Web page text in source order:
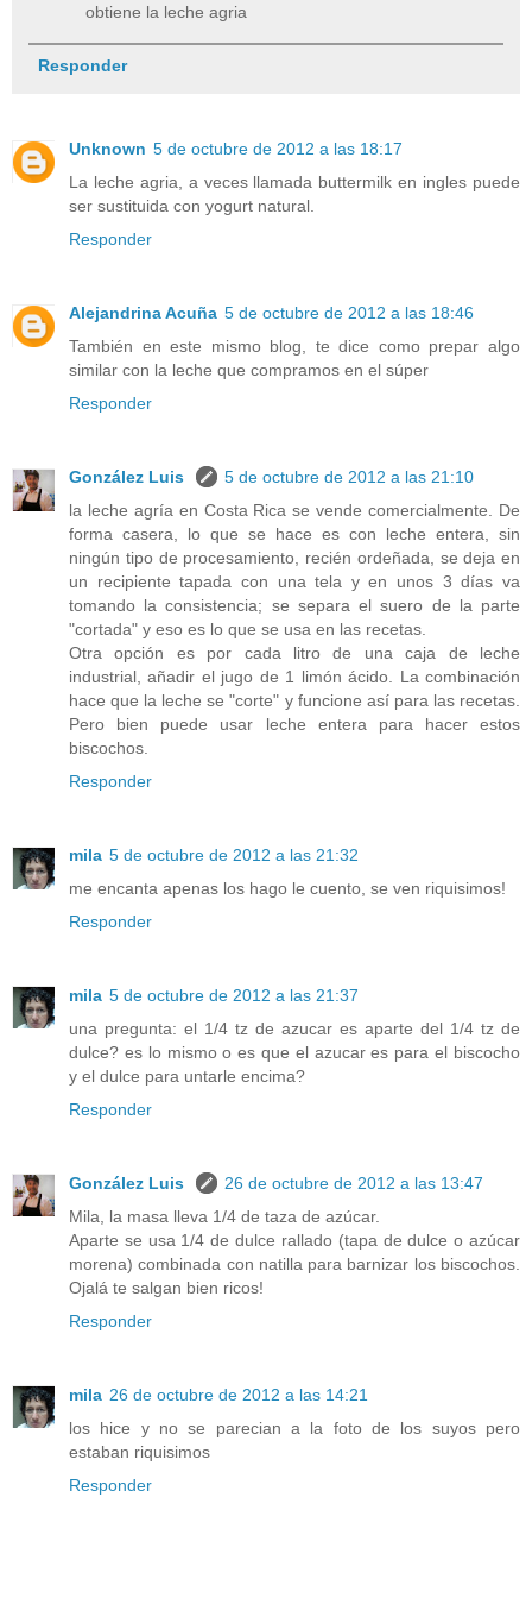
obtiene la leche agria
Responder
Unknown 5 de octubre de 2012 a las 18:17
La leche agria, a veces llamada buttermilk en ingles puede
ser sustituida con yogurt natural.
Responder
Alejandrina Acuña 5 de octubre de 2012 a las 18:46
También en este mismo blog, te dice como prepar algo
similar con la leche que compramos en el súper
Responder
González Luis
5 de octubre de 2012 a las 21:10
la leche agría en Costa Rica se vende comercialmente. De
forma casera, lo que se hace es con leche entera, sin
ningún tipo de procesamiento, recién ordeñada, se deja en
un recipiente tapada con una tela y en unos 3 días va
tomando la consistencia; se separa el suero de la parte
"cortada" y eso es lo que se usa en las recetas.
Otra opción es por cada litro de una caja de leche
industrial, añadir el jugo de 1 limón ácido. La combinación
hace que la leche se "corte" y funcione así para las recetas.
Pero bien puede usar leche entera para hacer estos
biscochos.
Responder
mila 5 de octubre de 2012 a las 21:32
me encanta apenas los hago le cuento, se ven riquisimos!
Responder
mila 5 de octubre de 2012 a las 21:37
una pregunta: el 1/4 tz de azucar es aparte del 1/4 tz de
dulce? es lo mismo o es que el azucar es para el biscocho
y el dulce para untarle encima?
Responder
González Luis
26 de octubre de 2012 a las 13:47
Mila, la masa lleva 1/4 de taza de azúcar.
Aparte se usa 1/4 de dulce rallado (tapa de dulce o azúcar
morena) combinada con natilla para barnizar los biscochos.
Ojalá te salgan bien ricos!
Responder
mila 26 de octubre de 2012 a las 14:21
los hice y no se parecian a la foto de los suyos pero
estaban riquisimos
Responder